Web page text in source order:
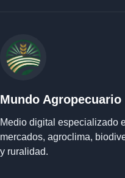
Mundo Agropecuario
Medio digital especializado
mercados, agroclima,
y ruralidad.